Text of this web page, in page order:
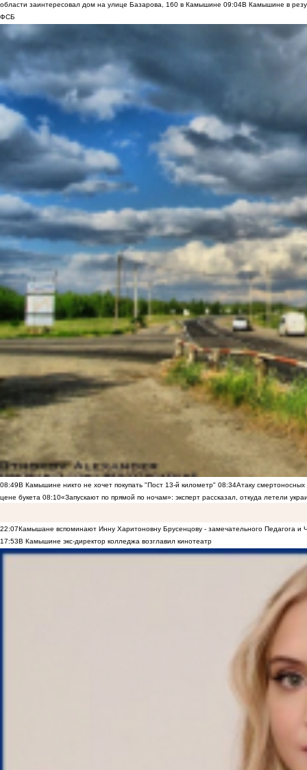
области заинтересовал дом на улице Базарова, 160 в Камышине 09:04В Камышине в
ФСБ
08:49В Камышине никто не хочет покупать "Пост 13-й километр" 08:34Атаку
цене букета 08:10«Запускают по прямой по ночам»: эксперт рассказал, откуда летели
22:07Камышане вспоминают Инну Харитоновну Брусенцову - замечательного Педагога и
17:53В Камышине экс-директор колледжа возглавил кинотеатр